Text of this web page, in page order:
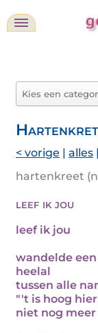
< vorige | alles |
hartenkreet
leef ik jou
leef ik jou
wandelde
heelal
tussen alle
"'t is hoog
niet nog